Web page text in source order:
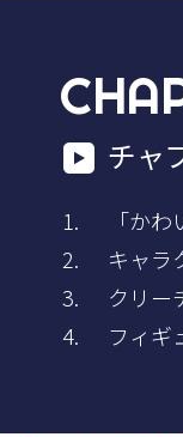
チャ
「か
キャラ
クリー
フィギ